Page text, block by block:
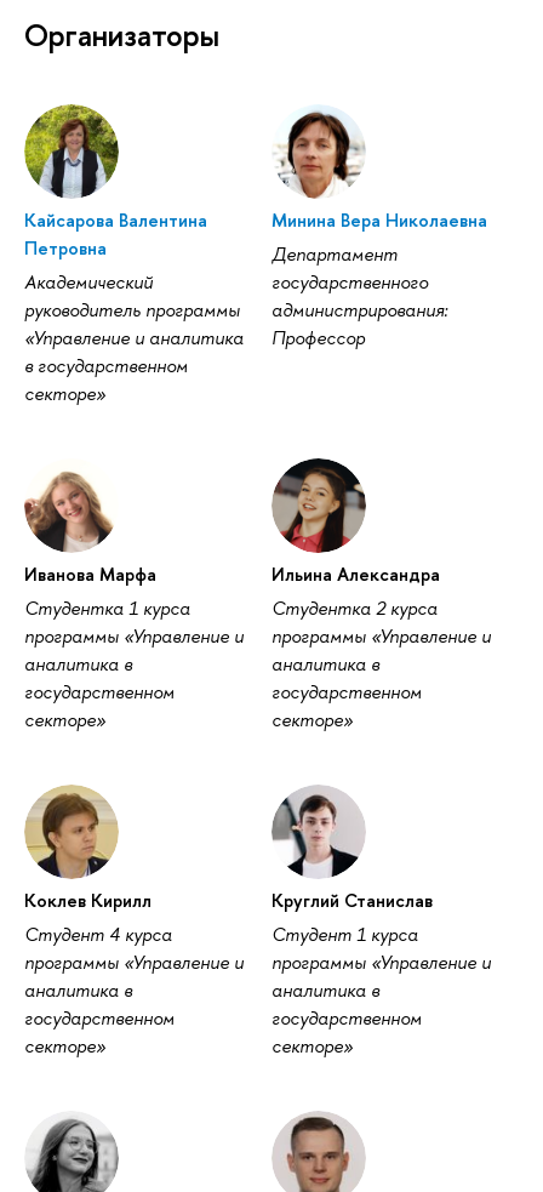
Организаторы
Кайсарова Валентина
Петровна
Академический
руководитель программы
«Управление и аналитика
в государственном
секторе»
Минина Вера Николаевна
Департамент
государственного
администрирования:
Профессор
Иванова Марфа
Студентка 1 курса
программы «Управление и
аналитика в
государственном
секторе»
Ильина Александра
Студентка 2 курса
программы «Управление и
аналитика в
государственном
секторе»
Коклев Кирилл
Студент 4 курса
программы «Управление и
аналитика в
государственном
секторе»
Круглий Станислав
Студент 1 курса
программы «Управление и
аналитика в
государственном
секторе»